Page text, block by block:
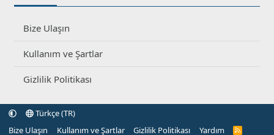
Bize Ulaşın
Kullanım ve Şartlar
Gizlilik Politikası
Türkçe (TR)
Bize Ulaşın
Kullanım ve Şartlar Gizlilik Politikası Yardım
R